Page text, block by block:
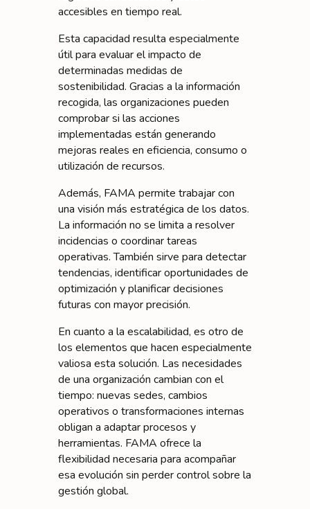
accesibles en tiempo real.
Esta capacidad resulta especialmente
útil para evaluar el impacto de
determinadas medidas de
sostenibilidad. Gracias a la información
recogida, las organizaciones pueden
comprobar si las acciones
implementadas están generando
mejoras reales en eficiencia, consumo o
utilización de recursos.
Además, FAMA permite trabajar con
una visión más estratégica de los datos.
La información no se limita a resolver
incidencias o coordinar tareas
operativas. También sirve para detectar
tendencias, identificar oportunidades de
optimización y planificar decisiones
futuras con mayor precisión.
En cuanto a la escalabilidad, es otro de
los elementos que hacen especialmente
valiosa esta solución. Las necesidades
de una organización cambian con el
tiempo: nuevas sedes, cambios
operativos o transformaciones internas
obligan a adaptar procesos y
herramientas. FAMA ofrece la
flexibilidad necesaria para acompañar
esa evolución sin perder control sobre la
gestión global.